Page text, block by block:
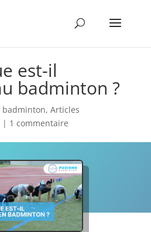
est-il
badminton ?
badminton, Articles
| 1 commentaire